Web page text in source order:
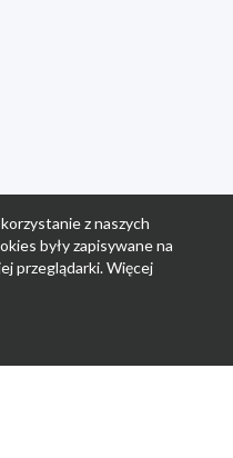
z naszych
były zapisywane na
przeglądarki. Więcej